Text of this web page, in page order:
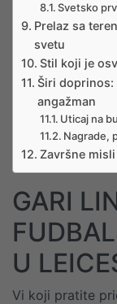
Svetsko
Prelaz sa
svetu
Stil koji je
Širi doprinos:
angažman
Uticaj na
Nagrade,
Završne
GARI
U
Vi koji pratite